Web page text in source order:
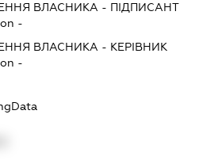
ВЛАСНИКА - ПІДПИСАНТ
-
ВЛАСНИКА - КЕРІВНИК
-